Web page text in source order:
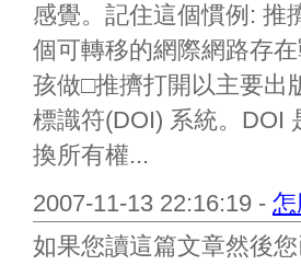
感覺。記住這個慣例: 推
個可轉移的網際網路存
孩做□推擠打開以主要出
標識符(DOI) 系統。DOI
換所有權...
2007-11-13 22:16:19 -
如果您讀這篇文章然後